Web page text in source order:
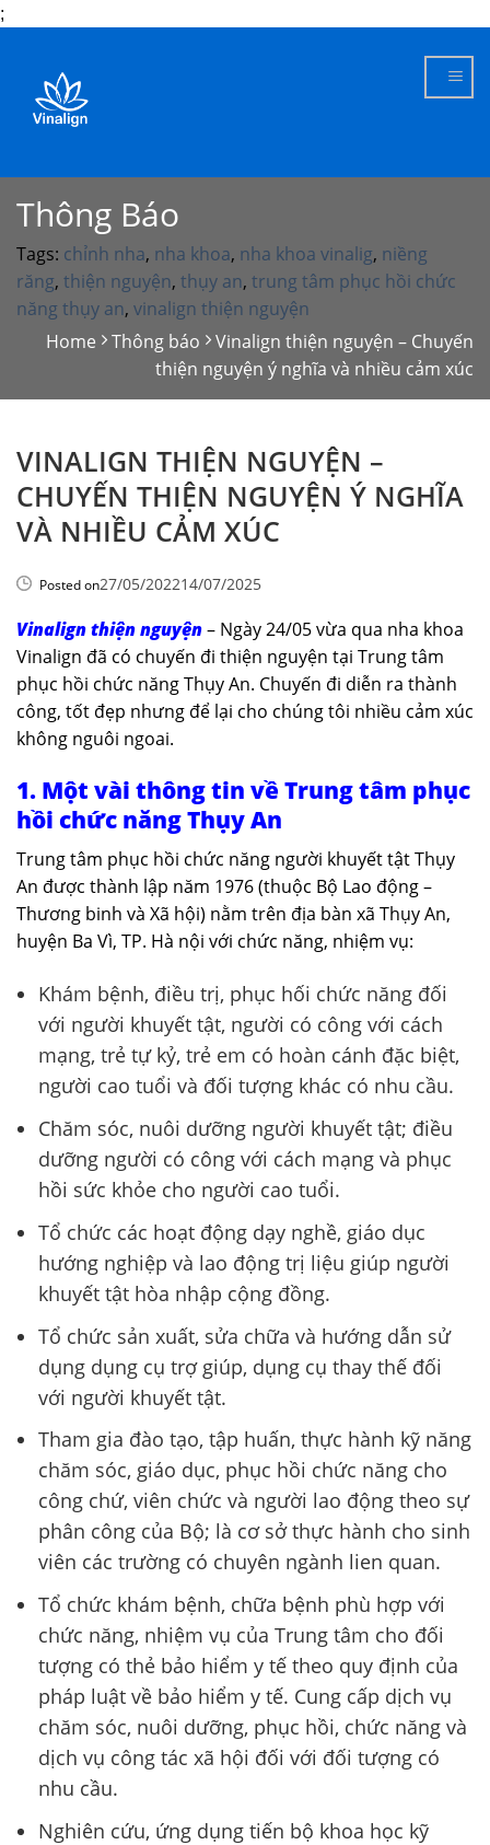
;
content
Thông Báo
Tags: chỉnh nha, nha khoa, nha khoa vinalig, niềng
răng, thiện nguyện, thụy an, trung tâm phục hồi chức
năng thụy an, vinalign thiện nguyện
Home
Thông báo
Vinalign thiện nguyện – Chuyến
thiện nguyện ý nghĩa và nhiều cảm xúc
VINALIGN THIỆN NGUYỆN –
CHUYẾN THIỆN NGUYỆN Ý NGHĨA
VÀ NHIỀU CẢM XÚC
Posted on27/05/202214/07/2025
Vinalign thiện nguyện– Ngày 24/05 vừa qua nha khoa
Vinalign đã có chuyến đi thiện nguyện tại Trung tâm
phục hồi chức năng Thụy An. Chuyến đi diễn ra thành
công, tốt đẹp nhưng để lại cho chúng tôi nhiều cảm xúc
không nguôi ngoai.
1. Một vài thông tin về Trung tâm phục
hồi chức năng Thụy An
Trung tâm phục hồi chức năng người khuyết tật Thụy
An được thành lập năm 1976 (thuộc Bộ Lao động –
Thương binh và Xã hội) nằm trên địa bàn xã Thụy An,
huyện Ba Vì, TP. Hà nội với chức năng, nhiệm vụ:
Khám bệnh, điều trị, phục hối chức năng đối
với người khuyết tật, người có công với cách
mạng, trẻ tự kỷ, trẻ em có hoàn cánh đặc biệt,
người cao tuổi và đối tượng khác có nhu cầu.
Chăm sóc, nuôi dưỡng người khuyết tật; điều
dưỡng người có công với cách mạng và phục
hồi sức khỏe cho người cao tuổi.
Tổ chức các hoạt động dạy nghề, giáo dục
hướng nghiệp và lao động trị liệu giúp người
khuyết tật hòa nhập cộng đồng.
Tổ chức sản xuất, sửa chữa và hướng dẫn sử
dụng dụng cụ trợ giúp, dụng cụ thay thế đối
với người khuyết tật.
Tham gia đào tạo, tập huấn, thực hành kỹ năng
chăm sóc, giáo dục, phục hồi chức năng cho
công chứ, viên chức và người lao động theo sự
phân công của Bộ; là cơ sở thực hành cho sinh
viên các trường có chuyên ngành lien quan.
Tổ chức khám bệnh, chữa bệnh phù hợp với
chức năng, nhiệm vụ của Trung tâm cho đối
tượng có thẻ bảo hiểm y tế theo quy định của
pháp luật về bảo hiểm y tế. Cung cấp dịch vụ
chăm sóc, nuôi dưỡng, phục hồi, chức năng và
dịch vụ công tác xã hội đối với đối tượng có
nhu cầu.
Nghiên cứu, ứng dụng tiến bộ khoa học kỹ